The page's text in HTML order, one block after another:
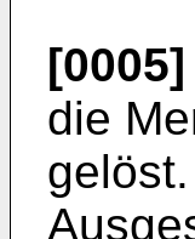
[0005]
die